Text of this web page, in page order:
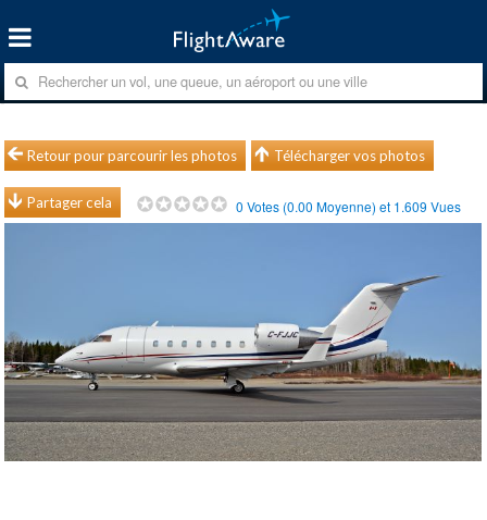
Retour pour parcourir les photos Télécharger vos photos
Partager cela 0 Votes (0.00 Moyenne) et 1.609 Vues